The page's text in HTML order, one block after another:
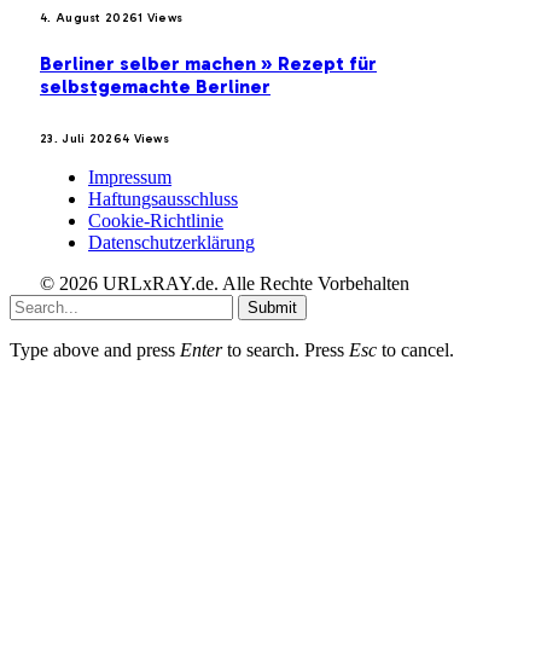
4. August 20261 Views
Berliner selber machen » Rezept für
selbstgemachte Berliner
23. Juli 20264 Views
Impressum
Haftungsausschluss
Cookie-Richtlinie
Datenschutzerklärung
© 2026 URLxRAY.de. Alle Rechte Vorbehalten
Submit
Type above and press Enterto search. Press Esc to cancel.